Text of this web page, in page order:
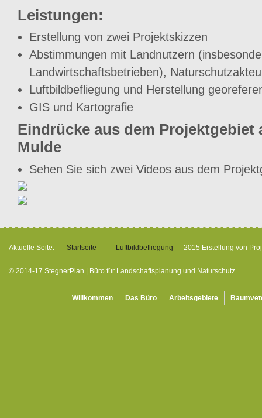
Leistungen:
Erstellung von zwei Projektskizzen
Abstimmungen mit Landnutzern
Landwirtschaftsbetrieben),
Luftbildbefliegung und Herstellung
GIS und Kartografie
Eindrücke aus dem Projektgebiet
Mulde
Sehen Sie sich zwei Videos aus dem
Aktuelle Seite: Startseite Luftbildbefliegung 2015 Erstellung von
© 2014-17 StegnerPlan | Büro für Landschaftsplanung und Naturschutz
Willkommen Das Büro Arbeitsgebiete